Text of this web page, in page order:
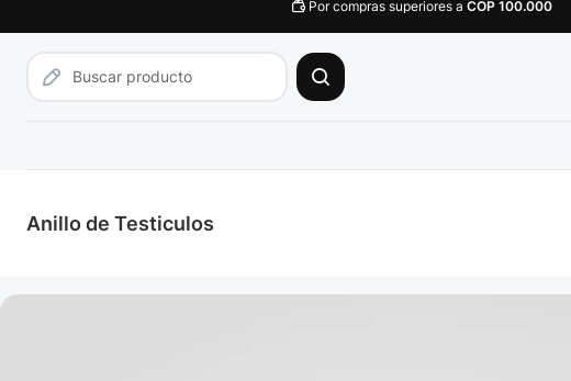
Por compras superiores a COP100.000
Anillo de Testiculos